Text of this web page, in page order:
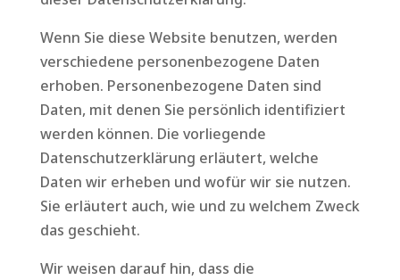
Wenn Sie diese Website benutzen, werden
verschiedene personenbezogene Daten
erhoben. Personenbezogene Daten sind
Daten, mit denen Sie persönlich identifiziert
werden können. Die vorliegende
Datenschutzerklärung erläutert, welche
Daten wir erheben und wofür wir sie nutzen.
Sie erläutert auch, wie und zu welchem Zweck
das geschieht.
Wir weisen darauf hin, dass die